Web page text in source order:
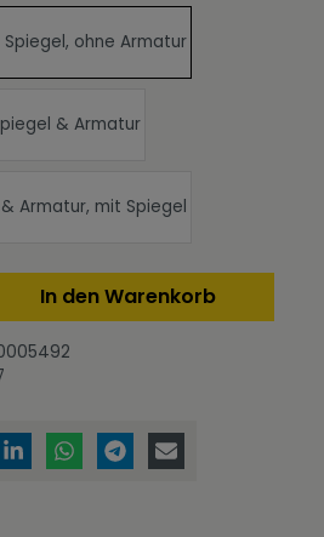
ohne Armatur
& Armatur
Armatur, mit Spiegel
Gib den
In den Warenkorb